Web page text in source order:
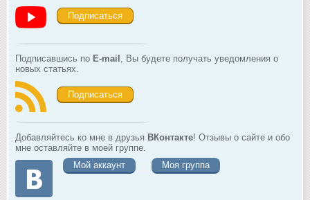
Подписаться
Подписавшись по E-mail , Вы будете получать уведомления о
новых статьях.
Подписаться
Добавляйтесь ко мне в друзья ВКонтакте! Отзывы о сайте и обо
мне оставляйте в моей группе.
Мой аккаунт
Моя группа